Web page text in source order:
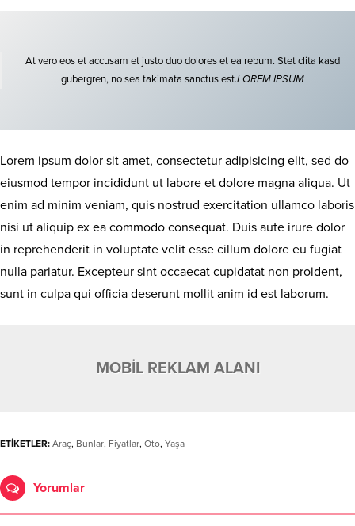
At vero eos et accusam et justo duo dolores et ea rebum. Stet clita kasd
gubergren, no sea takimata sanctus est.LOREM IPSUM
Lorem ipsum dolor sit amet, consectetur adipisicing elit, sed do
eiusmod tempor incididunt ut labore et dolore magna aliqua. Ut
enim ad minim veniam, quis nostrud exercitation ullamco laboris
nisi ut aliquip ex ea commodo consequat. Duis aute irure dolor
in reprehenderit in voluptate velit esse cillum dolore eu fugiat
nulla pariatur. Excepteur sint occaecat cupidatat non proident,
sunt in culpa qui officia deserunt mollit anim id est laborum.
MOBİL REKLAM ALANI
ETİKETLER: Araç, Bunlar, Fiyatlar, Oto, Yaşa
Yorumlar